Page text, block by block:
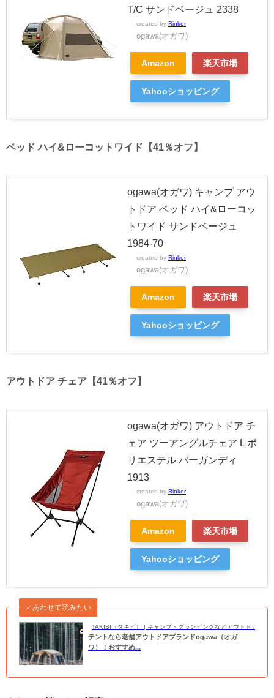
T/C サンドベージュ 2338
created by Rinker
ogawa(オガワ)
Amazon 楽天市場
Yahooショッピング
ベッド ハイ&ローコットワイド【41％オフ】
ogawa(オガワ) キャンプ アウ
トドア ベッド ハイ&ローコッ
トワイド サンドベージュ
1984-70
created by Rinker
ogawa(オガワ)
Amazon 楽天市場
Yahooショッピング
アウトドア チェア【41％オフ】
ogawa(オガワ) アウトドア チ
ェア ツーアングルチェア L ポ
リエステル バーガンディ
1913
created by Rinker
ogawa(オガワ)
Amazon 楽天市場
Yahooショッピング
TAKIBI（タキビ） | キャンプ・グランピングなどアウトドアの総
✓あわせて読みたい
テントなら老舗アウトドアブランドogawa（オガ
ワ）！おすすめ...